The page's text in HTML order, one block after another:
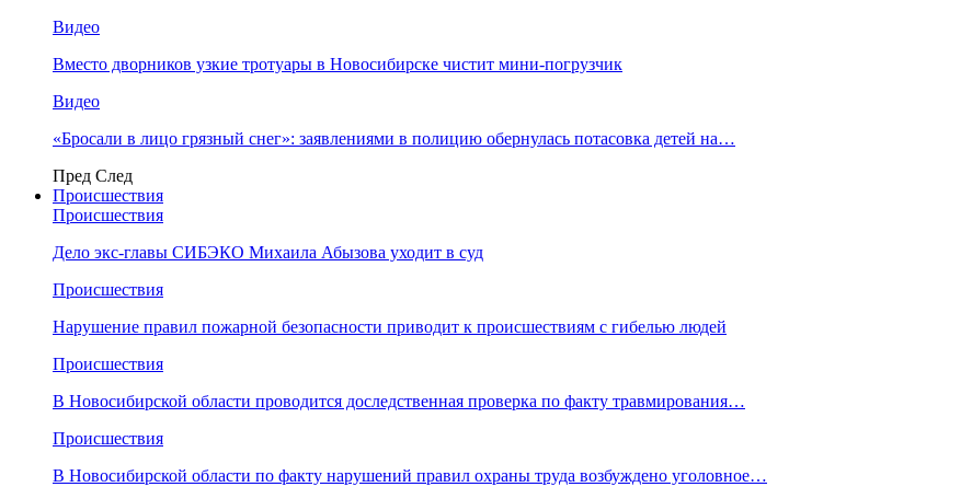
Видео
Вместо дворников узкие тротуары в Новосибирске чистит мини-погрузчик
Видео
«Бросали в лицо грязный снег»: заявлениями в полицию обернулась потасовка детей на…
Пред След
Происшествия
Происшествия
Дело экс-главы СИБЭКО Михаила Абызова уходит в суд
Происшествия
Нарушение правил пожарной безопасности приводит к происшествиям с гибелью людей
Происшествия
В Новосибирской области проводится доследственная проверка по факту травмирования…
Происшествия
В Новосибирской области по факту нарушений правил охраны труда возбуждено уголовное…